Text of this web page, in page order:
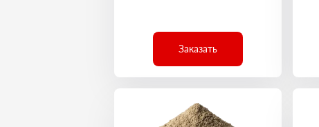
Заказать